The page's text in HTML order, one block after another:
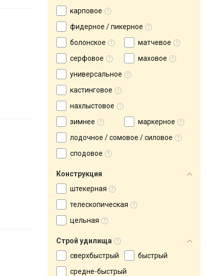
карповое
фидерное / пикерное
болонское
матчевое
серфовое
маховое
универсальное
кастинговое
нахлыстовое
зимнее
маркерное
лодочное / сомовое / силовое
сподовое
Конструкция
штекерная
телескопическая
цельная
Строй удилища
сверхбыстрый
быстрый
средне-быстрый